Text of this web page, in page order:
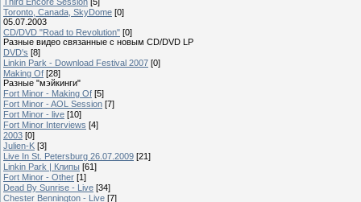
Toronto, Canada, SkyDome [0]
05.07.2003
CD/DVD "Road to Revolution" [0]
Разные видео связанные с новым CD/DVD LP
DVD's [8]
Linkin Park - Download Festival 2007 [0]
Making Of [28]
Разные "мэйкинги"
Fort Minor - Making Of [5]
Fort Minor - AOL Session [7]
Fort Minor - live [10]
Fort Minor Interviews [4]
2003 [0]
Julien-K [3]
Live In St. Petersburg 26.07.2009 [21]
Linkin Park | Клипы [61]
Fort Minor - Other [1]
Dead By Sunrise - Live [34]
Chester Bennington - Live [7]